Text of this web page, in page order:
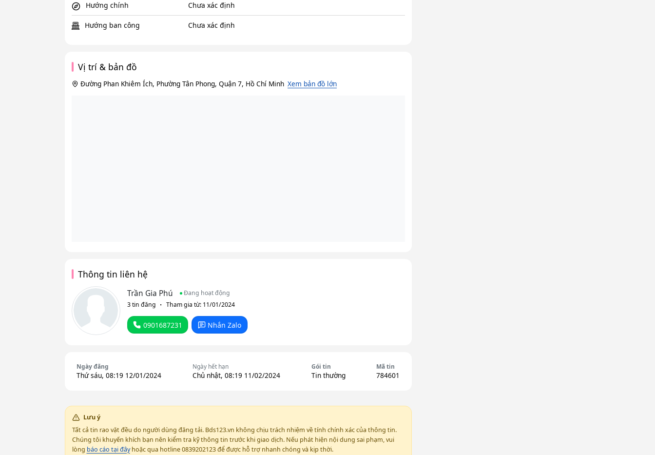
Hướng chính Chưa xác định
Hướng ban công Chưa xác định
Vị trí & bản đồ
Đường Phan Khiêm Ích, Phường Tân Phong, Quận 7, Hồ Chí Minh Xem bản đồ lớn
Thông tin liên hệ
Trần Gia Phú
Đang hoạt động
3 tin đăng
Tham gia từ: 11/01/2024
0901687231 Nhắn Zalo
Ngày đăng
Thứ sáu, 08:19 12/01/2024
Ngày hết hạn
Chủ nhật, 08:19 11/02/2024
Gói tin
Tin thường
Mã tin
784601
Lưu ý
Tất cả tin rao vặt đều do người dùng đăng tải. Bds123.vn không chịu trách nhiệm về tính chính xác của thông tin.
Chúng tôi khuyến khích bạn nên kiểm tra kỹ thông tin trước khi giao dịch. Nếu phát hiện nội dung sai phạm, vui
lòng báo cáo tại đâyhoặc qua hotline 0839202123 để được hỗ trợ nhanh chóng và kịp thời.